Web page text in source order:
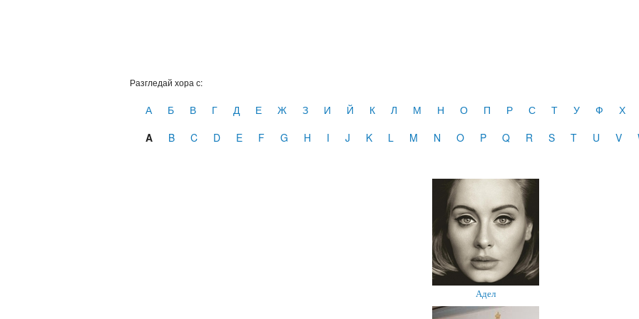
Разгледай хора с:
А Б В Г Д Е Ж З И Й К Л М Н О П Р С Т У Ф Х
A
B C D E F G H I J K L M N O P Q R S T U V
Адел